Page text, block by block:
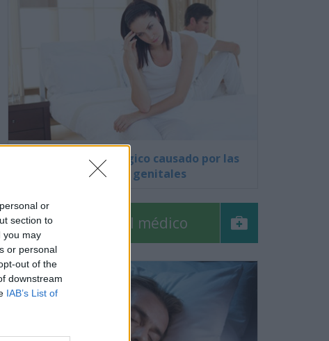
or
section to
you may
or personal
out of the
downstream
IAB’s List of
El impacto psicológico causado por las
verrugas genitales
Pregúntale al médico